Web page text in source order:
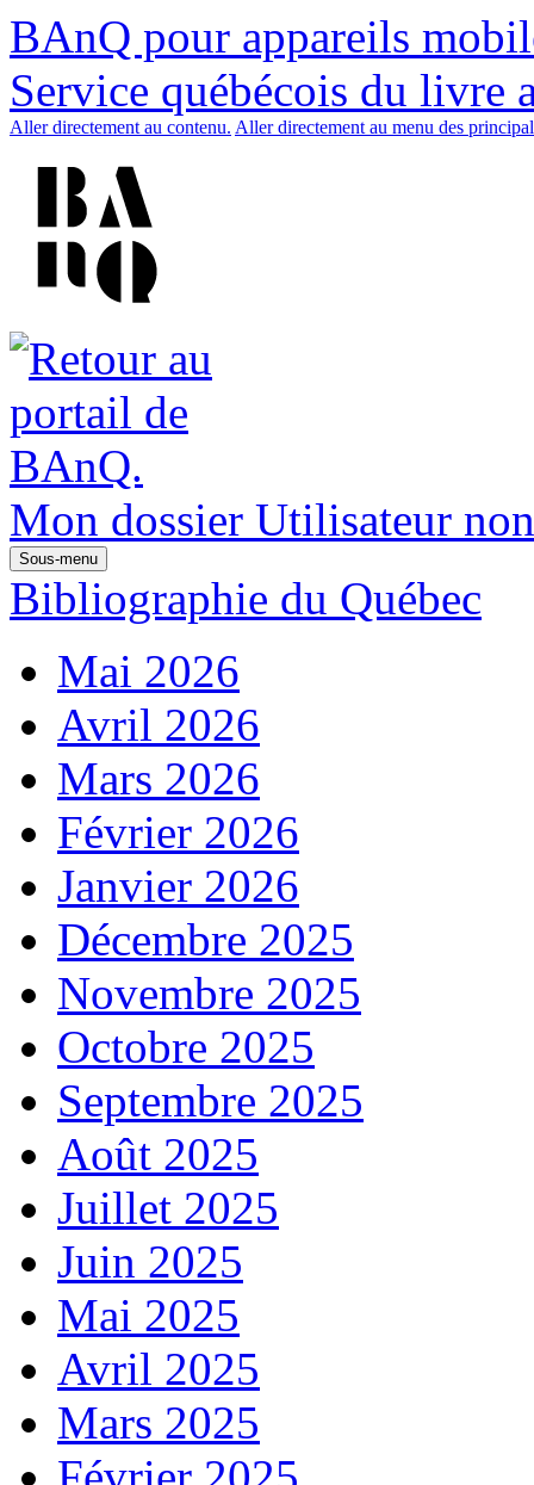
BAnQ pour appareils
Service québécois du livre
Aller directement au contenu. Aller directement au menu des
Mon dossier Utilisateur
Sous-menu
Bibliographie du Québec
Mai 2026
Avril 2026
Mars 2026
Février 2026
Janvier 2026
Décembre 2025
Novembre 2025
Octobre 2025
Septembre 2025
Août 2025
Juillet 2025
Juin 2025
Mai 2025
Avril 2025
Mars 2025